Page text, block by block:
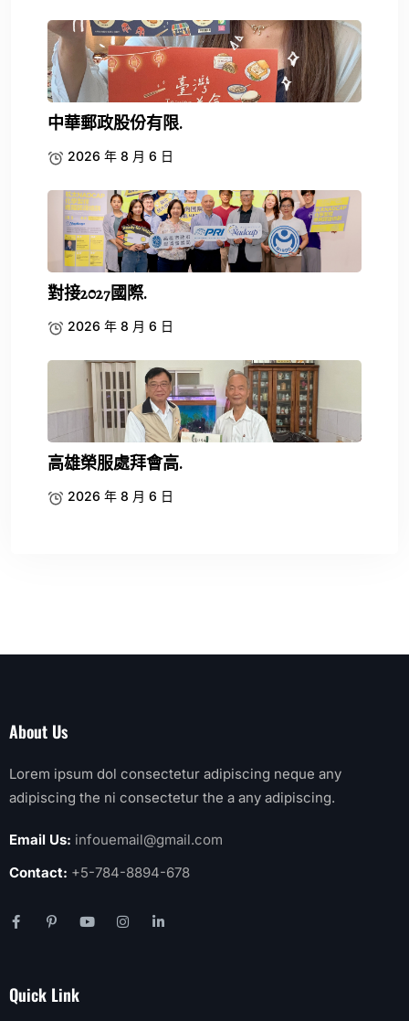
中華郵政股份有限.
2026 年 8 月 6 日
對接2027國際.
2026 年 8 月 6 日
高雄榮服處拜會高.
2026 年 8 月 6 日
About Us
Lorem ipsum dol consectetur adipiscing neque any
adipiscing the ni consectetur the a any adipiscing.
Email Us: infouemail@gmail.com
Contact: +5-784-8894-678
Quick Link